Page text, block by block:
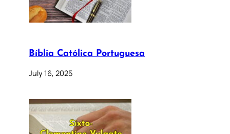
Bíblia Católica Portuguesa
July 16, 2025